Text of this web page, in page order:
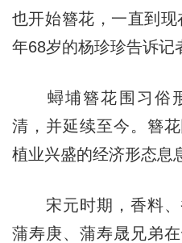
也开始簪花，一直到
年68岁的杨珍珍告诉记
蟳埔簪花围习俗形
清，并延续至今。簪
植业兴盛的经济形态息
宋元时期，香料、
蒲寿庚、蒲寿晟兄弟